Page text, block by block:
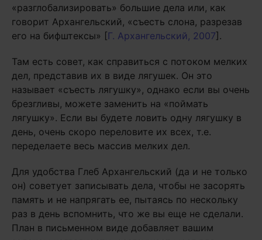
«разглобализировать» большие дела или, как
говорит Архангельский, «съесть слона, разрезав
его на бифштексы» [Г. Архангельский, 2007].
Там есть совет, как справиться с потоком мелких
дел, представив их в виде лягушек. Он это
называет «съесть лягушку», однако если вы очень
брезгливы, можете заменить на «поймать
лягушку». Если вы будете ловить одну лягушку в
день, очень скоро переловите их всех, т.е.
переделаете весь массив мелких дел.
Для удобства Глеб Архангельский (да и не только
он) советует записывать дела, чтобы не засорять
память и не напрягать ее, пытаясь по нескольку
раз в день вспомнить, что же вы еще не сделали.
План в письменном виде добавляет вашим